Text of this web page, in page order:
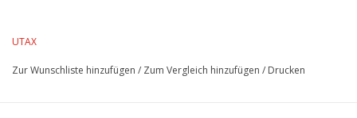
UTAX
Zur Wunschliste hinzufügen / Zum Vergleich hinzufügen / Drucken